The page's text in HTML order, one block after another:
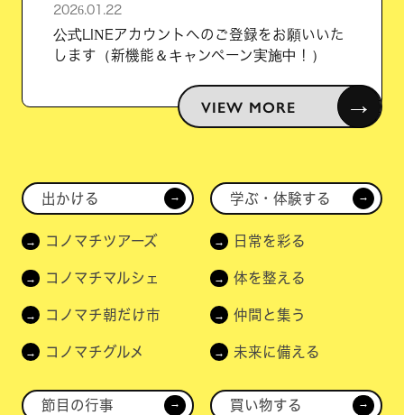
2026.01.22
公式LINEアカウントへのご登録をお願いいた
します（新機能＆キャンペーン実施中！）
VIEW MORE →
出かける →
コノマチツアーズ
コノマチマルシェ
コノマチ朝だけ市
コノマチグルメ
学ぶ・体験する →
日常を彩る
体を整える
仲間と集う
未来に備える
節目の行事 → 買い物する →